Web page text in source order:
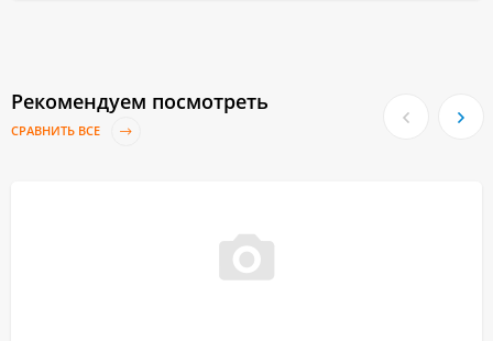
Рекомендуем посмотреть
СРАВНИТЬ ВСЕ